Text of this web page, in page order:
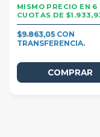
6
$9.863,05